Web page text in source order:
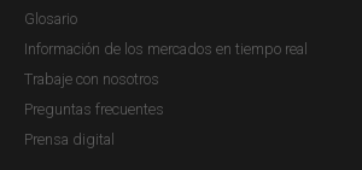
Publicación |
Enfoque
Desde la introducción de la flexibilidad
régimen de inflación objetivo en 1999 el
República, la autoridad monetaria y
Glosario
Información de los mercados en tiempo real
Trabaje con nosotros
Preguntas frecuentes
Prensa digital